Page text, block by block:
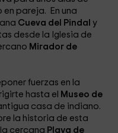
pareja. En una
Cueva del Pindaly
desde la Iglesia de
Mirador de
fuerzas en la
hasta el
Museo de
casa de indiano.
la historia de esta
cercana Playa de